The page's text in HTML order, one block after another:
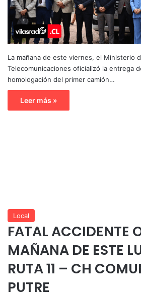
La mañana de este viernes, el Ministerio
Telecomunicaciones oficializó la entrega
homologación del primer camión…
Leer más »
Local
FATAL ACCIDENTE
MAÑANA DE ESTE
RUTA 11 – CH
PUTRE